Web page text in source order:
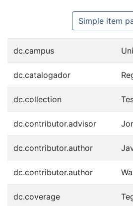
Simple item
dc.campus
dc.catalogador
dc.collection
dc.contributor.advisor
dc.contributor.author
dc.contributor.author
dc.coverage